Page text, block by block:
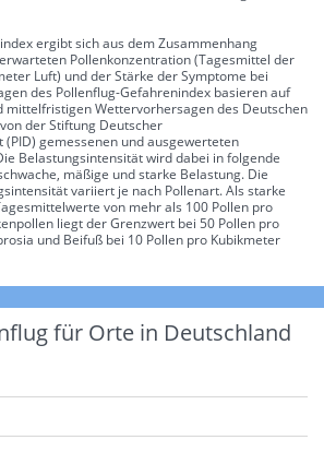
ergibt sich aus dem Zusammenhang
Pollenkonzentration (Tagesmittel der
Luft) und der Stärke der Symptome bei
des Pollenflug-Gefahrenindex basieren auf
mittelfristigen Wettervorhersagen des Deutschen
der Stiftung Deutscher
gemessenen und ausgewerteten
Belastungsintensität wird dabei in folgende
mäßige und starke Belastung. Die
variiert je nach Pollenart. Als starke
von mehr als 100 Pollen pro
liegt der Grenzwert bei 50 Pollen pro
und Beifuß bei 10 Pollen pro Kubikmeter
für Orte in Deutschland